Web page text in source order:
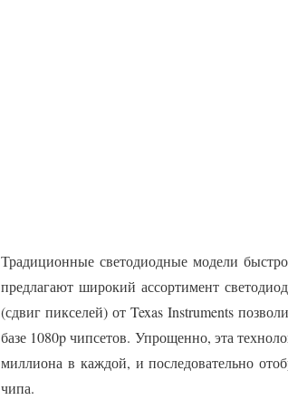
Традиционные светодиодные модели
предлагают широкий ассортимент
(сдвиг пикселей) от Texas Instruments
базе 1080p чипсетов. Упрощенно, эта
миллиона в каждой, и последовательно
чипа.